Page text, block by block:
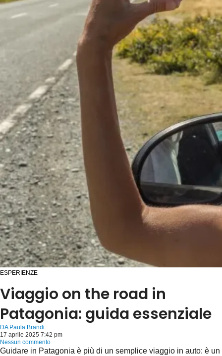
ESPERIENZE
Viaggio on the road in
Patagonia: guida essenziale
DAPaula Brandi
17 aprile 2025 7:42 pm
Nessun commento
Guidare in Patagonia è più di un semplice viaggio in auto: è un